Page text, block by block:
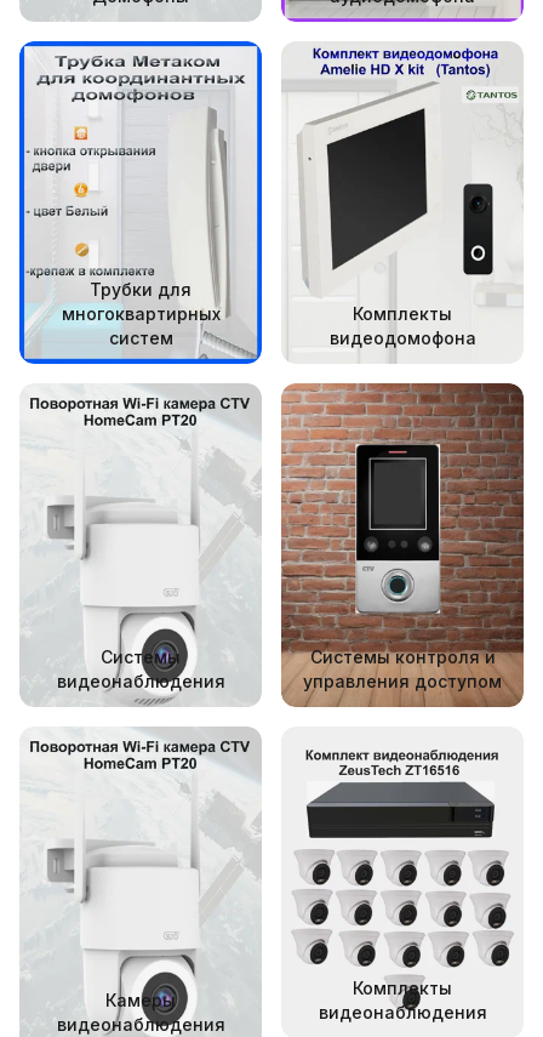
Трубки для
многоквартирных
систем
Комплекты
видеодомофона
Системы
видеонаблюдения
Системы контроля и
управления доступом
Камеры
видеонаблюдения
Комплекты
видеонаблюдения